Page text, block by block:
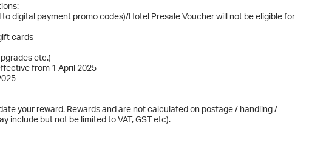
digital payment promo codes)/Hotel Presale Voucher will not be eligible for
cards
etc.)
from 1 April 2025
your reward. Rewards and are not calculated on postage / handling /
include but not be limited to VAT, GST etc).